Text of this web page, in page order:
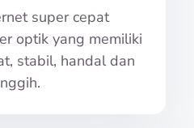
super cepat
optik yang memiliki
stabil, handal dan